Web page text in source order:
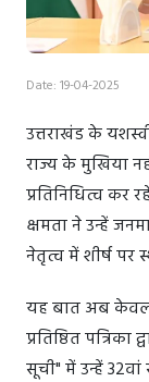
Date: 19-04-2025
उत्तराखंड के
राज्य के मुखिया
प्रतिनिधित्व कर
क्षमता ने उन्हें
नेतृत्व में शीर्ष पर
यह बात अब केवल
प्रतिष्ठित
सूची" में उन्हें 32वां